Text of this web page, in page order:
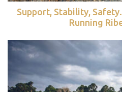
Support, Stability, Safety.
Running